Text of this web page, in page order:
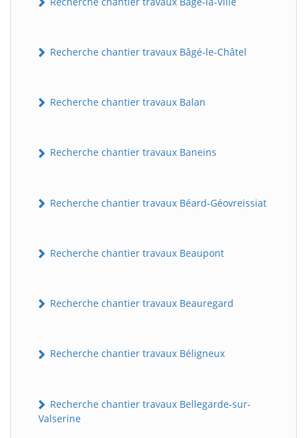
Recherche chantier travaux Bâgé-le-Châtel
Recherche chantier travaux Balan
Recherche chantier travaux Baneins
Recherche chantier travaux Béard-Géovreissiat
Recherche chantier travaux Beaupont
Recherche chantier travaux Beauregard
Recherche chantier travaux Béligneux
Recherche chantier travaux Bellegarde-sur-
Valserine